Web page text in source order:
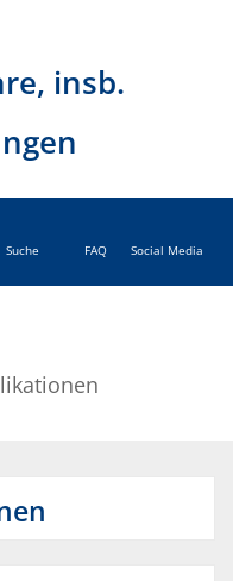
insb.
Suche FAQ Social Media